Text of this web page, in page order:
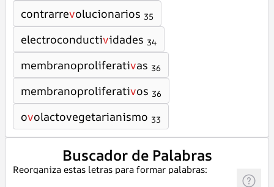
contrarrevolucionarios 35
electroconductividades 34
membranoproliferativas 36
membranoproliferativos 36
ovolactovegetarianismo 33
Buscador de Palabras
Reorganiza estas letras para formar palabras: